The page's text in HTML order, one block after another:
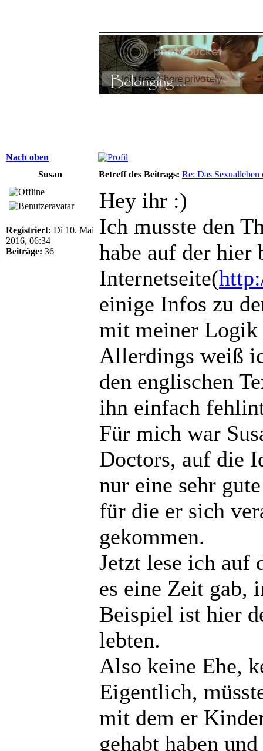
Nach oben
Susan
Betreff des Beitrags: Re: Das
Registriert: Di 10. Mai
2016, 06:34
Beiträge: 36
Hey ihr :)
Ich musste den
habe auf der hier
Internetseite(
einige Infos zu
mit meiner
Allerdings weiß
den englischen
ihn einfach
Für mich war
Doctors, auf die
nur eine sehr
für die er sich
gekommen.
Jetzt lese ich auf
es eine Zeit gab,
Beispiel ist hier
lebten.
Also keine Ehe,
Eigentlich,
mit dem er
gehabt haben